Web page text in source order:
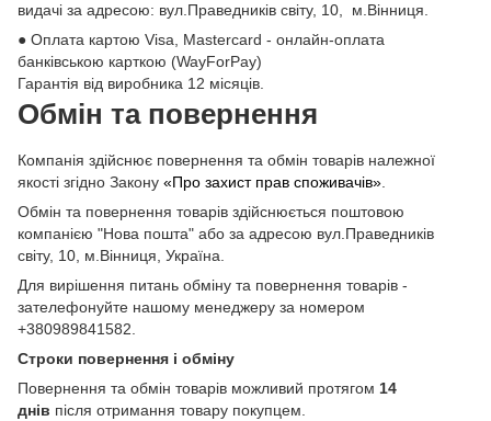
видачі за адресою: вул.Праведників світу, 10, м.Вінниця.
● Оплата картою Visa, Mastercard - онлайн-оплата
банківською карткою (WayForPay)
Гарантія від виробника 12 місяців.
Обмін та повернення
Компанія здійснює повернення та обмін товарів належної
якості згідно Закону «Про захист прав споживачів».
Обмін та повернення товарів здійснюється поштовою
компанією "Нова пошта" або за адресою вул.Праведників
світу, 10, м.Вінниця, Україна.
Для вирішення питань обміну та повернення товарів -
зателефонуйте нашому менеджеру за номером
+380989841582.
Строки повернення і обміну
Повернення та обмін товарів можливий протягом 14
днів після отримання товару покупцем.